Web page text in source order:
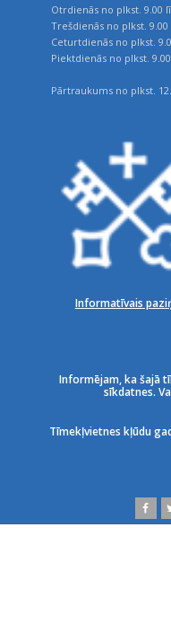
Otrdienās no plkst. 9.00
Trešdienās no plkst. 9.00
Ceturtdienās no plkst.
Piektdienās no plkst.
Pārtraukums no plkst.
Informatīvais
Informējam, ka šajā
sīkdatnes.
Tīmekļvietnes kļūdu